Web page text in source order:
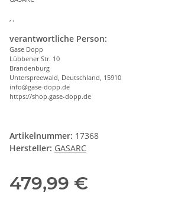
verantwortliche Person:
Gase Dopp
Lübbener Str. 10
Brandenburg
Unterspreewald, Deutschland, 15910
info@gase-dopp.de
https://shop.gase-dopp.de
Artikelnummer: 17368
Hersteller: GASARC
479,99 €